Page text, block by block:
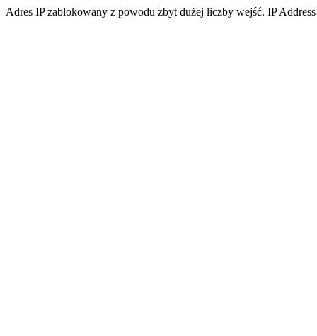
Adres IP zablokowany z powodu zbyt dużej liczby wejść. IP